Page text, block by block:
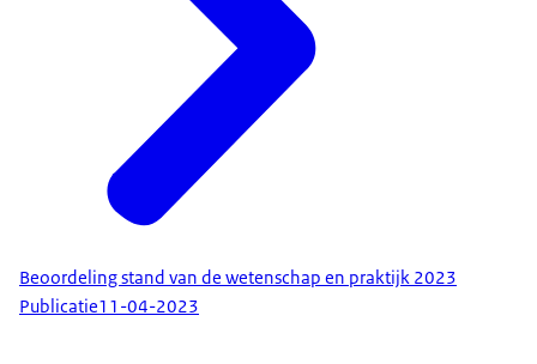
Beoordeling stand van de wetenschap en praktijk 2023
Publicatie11-04-2023